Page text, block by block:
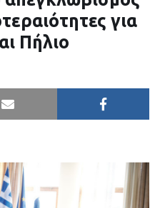
για
Πήλιο